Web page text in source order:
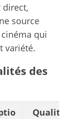
direct,
source
qui
variété.
des
Qualité